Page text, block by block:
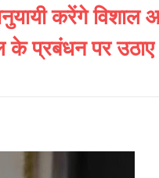
करेंगे विशाल
के प्रबंधन पर